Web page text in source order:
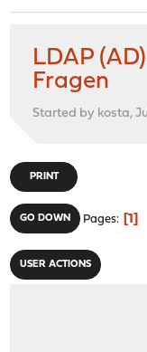
LDAP
Fragen
Started by kosta,
PRINT
GO DOWN Pages 1
USER ACTIONS